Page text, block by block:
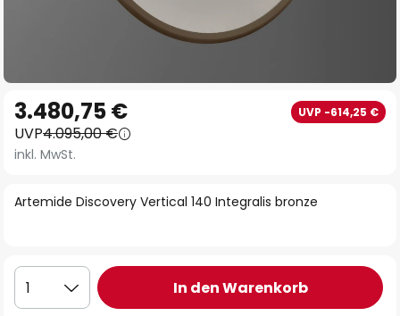
Anfang
der
Bildgalerie
Artemide Discovery Vertical 140 Integralis bronze
3.480,75 € UVP -614,25 €
UVP4.095,00 €
inkl. MwSt.
1 In den Warenkorb